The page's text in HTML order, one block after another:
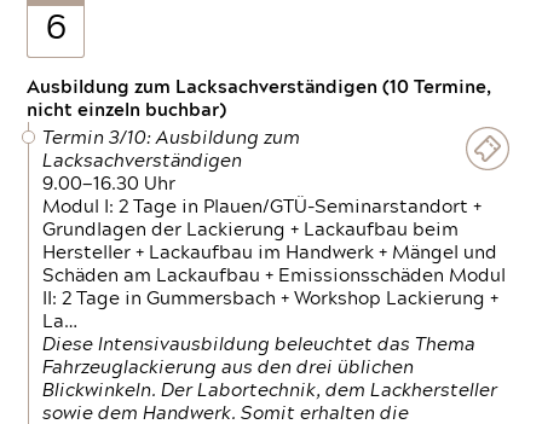
6
Ausbildung zum Lacksachverständigen (10 Termine,
nicht einzeln buchbar)
Termin 3/10: Ausbildung zum
Lacksachverständigen
9.00—16.30 Uhr
Modul I: 2 Tage in Plauen/GTÜ-Seminarstandort +
Grundlagen der Lackierung + Lackaufbau beim
Hersteller + Lackaufbau im Handwerk + Mängel und
Schäden am Lackaufbau + Emissionsschäden Modul
II: 2 Tage in Gummersbach + Workshop Lackierung +
La…
Diese Intensivausbildung beleuchtet das Thema
Fahrzeuglackierung aus den drei üblichen
Blickwinkeln. Der Labortechnik, dem Lackhersteller
sowie dem Handwerk. Somit erhalten die